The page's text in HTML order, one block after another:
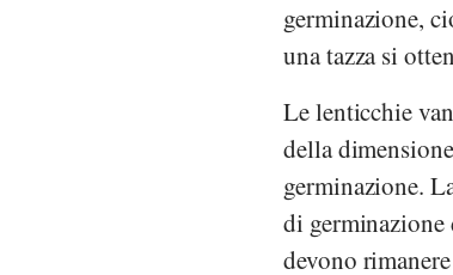
germinazione,
una tazza si
Le lenticchie
della
germinazione.
di
devono